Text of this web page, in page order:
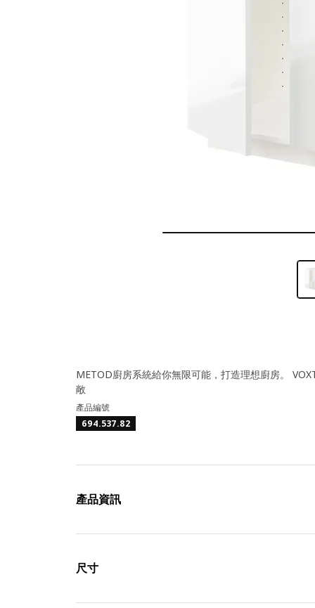
METOD廚房系統給你無限可能，打造理想廚房。
敞
產品編號
694.537.82
產品資訊
尺寸